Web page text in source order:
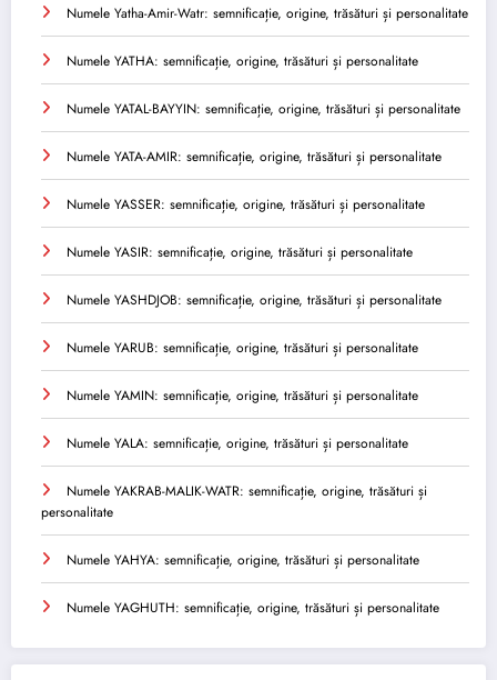
Numele Yatha-Amir-Watr: semnificație, origine, trăsături și personalitate
Numele YATHA: semnificație, origine, trăsături și personalitate
Numele YATAL-BAYYIN: semnificație, origine, trăsături și personalitate
Numele YATA-AMIR: semnificație, origine, trăsături și personalitate
Numele YASSER: semnificație, origine, trăsături și personalitate
Numele YASIR: semnificație, origine, trăsături și personalitate
Numele YASHDJOB: semnificație, origine, trăsături și personalitate
Numele YARUB: semnificație, origine, trăsături și personalitate
Numele YAMIN: semnificație, origine, trăsături și personalitate
Numele YALA: semnificație, origine, trăsături și personalitate
Numele YAKRAB-MALIK-WATR: semnificație, origine, trăsături și
personalitate
Numele YAHYA: semnificație, origine, trăsături și personalitate
Numele YAGHUTH: semnificație, origine, trăsături și personalitate